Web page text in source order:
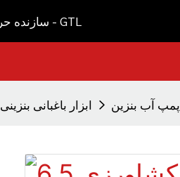
سازنده حرفه ای ابزار باغبانی بنزینی - GTL
ابزار باغبانی بنزینی پمپ آب بنزین